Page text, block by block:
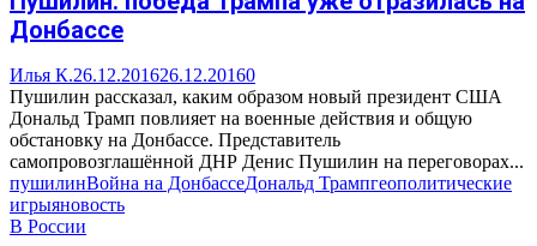
Донбассе
Илья К.26.12.201626.12.20160
Пушилин рассказал, каким образом новый президент США
Дональд Трамп повлияет на военные действия и общую
обстановку на Донбассе. Представитель
самопровозглашённой ДНР Денис Пушилин на переговорах...
пушилинВойна на ДонбассеДональд Трампгеополитические
игрыяновость
В России